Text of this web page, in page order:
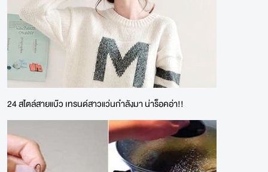
24 สไตล์สายแบ๊ว เทรนด์สาวแว่นกำลังมา น่าร็อคอ่า!!